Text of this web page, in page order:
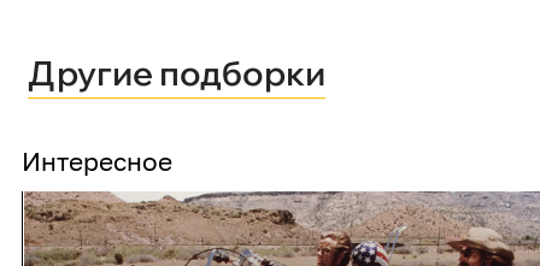
Другие подборки
Интересное